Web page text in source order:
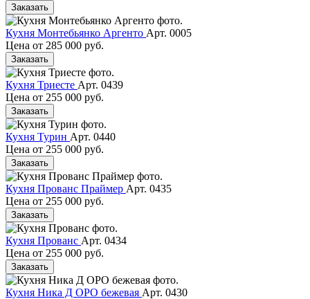
Заказать
Кухня Монтебьянко Аргенто Арт. 0005
Цена от 285 000 руб.
Заказать
Кухня Триесте Арт. 0439
Цена от 255 000 руб.
Заказать
Кухня Турин Арт. 0440
Цена от 255 000 руб.
Заказать
Кухня Прованс Праймер Арт. 0435
Цена от 255 000 руб.
Заказать
Кухня Прованс Арт. 0434
Цена от 255 000 руб.
Заказать
Кухня Ника Д ОРО бежевая Арт. 0430